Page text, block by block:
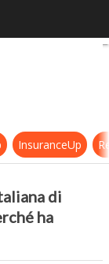
la startup
InsuranceUp
di
ha